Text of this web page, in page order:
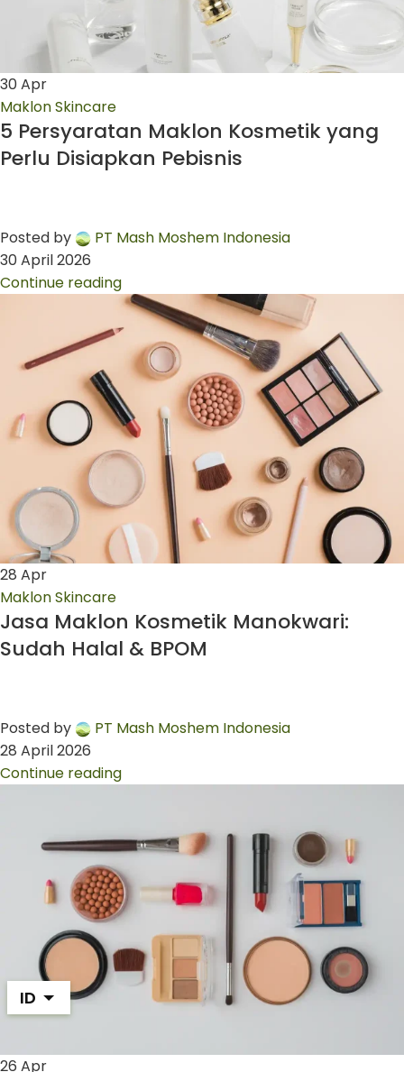
30Apr
Maklon Skincare
5 Persyaratan Maklon Kosmetik yang
Perlu Disiapkan Pebisnis
Posted by
PT Mash Moshem Indonesia
30 April 2026
Continue reading
28 Apr
Maklon Skincare
Jasa Maklon Kosmetik Manokwari:
Sudah Halal & BPOM
Posted by
PT Mash Moshem Indonesia
28 April 2026
Continue reading
26 Apr
ID